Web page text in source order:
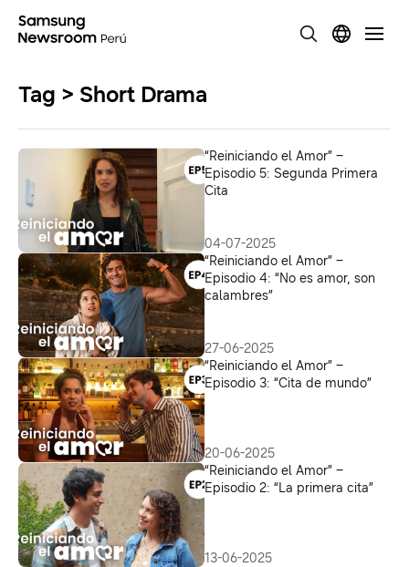
Tag > Short Drama
“Reiniciando el Amor” –
Episodio 5: Segunda Primera
Cita
04-07-2025
“Reiniciando el Amor” –
Episodio 4: “No es amor, son
calambres”
27-06-2025
“Reiniciando el Amor” –
Episodio 3: “Cita de mundo”
20-06-2025
“Reiniciando el Amor” –
Episodio 2: “La primera cita”
13-06-2025